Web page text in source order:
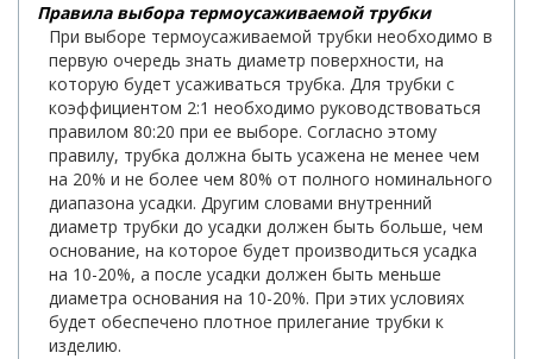
Правила выбора термоусаживаемой трубки
При выборе термоусаживаемой трубки необходимо в
первую очередь знать диаметр поверхности, на
которую будет усаживаться трубка. Для трубки с
коэффициентом 2:1 необходимо руководствоваться
правилом 80:20 при ее выборе. Согласно этому
правилу, трубка должна быть усажена не менее чем
на 20% и не более чем 80% от полного номинального
диапазона усадки. Другим словами внутренний
диаметр трубки до усадки должен быть больше, чем
основание, на которое будет производиться усадка
на 10-20%, а после усадки должен быть меньше
диаметра основания на 10-20%. При этих условиях
будет обеспечено плотное прилегание трубки к
изделию.